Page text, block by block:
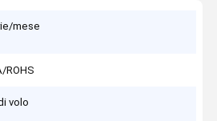
mese
ROHS
volo